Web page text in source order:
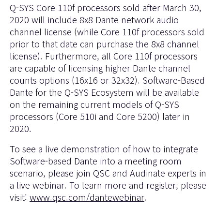
Q-SYS Core 110f processors sold after March 30,
2020 will include 8x8 Dante network audio
channel license (while Core 110f processors sold
prior to that date can purchase the 8x8 channel
license). Furthermore, all Core 110f processors
are capable of licensing higher Dante channel
counts options (16x16 or 32x32). Software-Based
Dante for the Q-SYS Ecosystem will be available
on the remaining current models of Q-SYS
processors (Core 510i and Core 5200) later in
2020.
To see a live demonstration of how to integrate
Software-based Dante into a meeting room
scenario, please join QSC and Audinate experts in
a live webinar. To learn more and register, please
visit: www.qsc.com/dantewebinar.